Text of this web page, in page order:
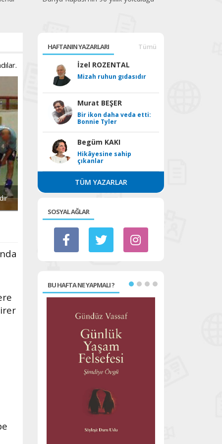
HAFTANIN YAZARLARI Tümü
İzel ROZENTAL
Mizah ruhun gıdasıdır
Murat BEŞER
Bir ikon daha veda etti:
Bonnie Tyler
Begüm KAKI
Hikâyesine sahip
çıkanlar
TÜM YAZARLAR
SOSYAL AĞLAR
BU HAFTA NE YAPMALI ?